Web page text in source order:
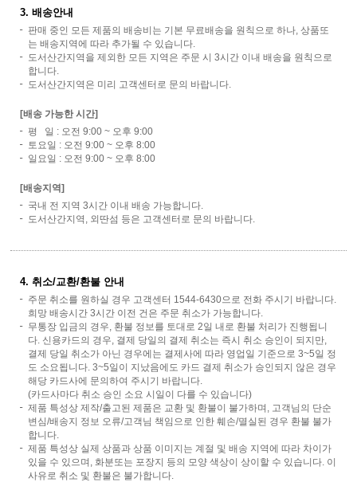
3. 배송안내
판매 중인 모든 제품의 배송비는 기본 무료배송을 원칙으로 하나, 상품또
는 배송지역에 따라 추가될 수 있습니다.
도서산간지역을 제외한 모든 지역은 주문 시 3시간 이내 배송을 원칙으로
합니다.
도서산간지역은 미리 고객센터로 문의 바랍니다.
[배송 가능한 시간]
평 일 : 오전 9:00 ~ 오후 9:00
토요일 : 오전 9:00 ~ 오후 8:00
일요일 : 오전 9:00 ~ 오후 8:00
[배송지역]
국내 전 지역 3시간 이내 배송 가능합니다.
도서산간지역, 외딴섬 등은 고객센터로 문의 바랍니다.
4. 취소/교환/환불 안내
주문 취소를 원하실 경우 고객센터 1544-6430으로 전화 주시기 바랍니다.
희망 배송시간 3시간 이전 건은 주문 취소가 가능합니다.
무통장 입금의 경우, 환불 정보를 토대로 2일 내로 환불 처리가 진행됩니
다. 신용카드의 경우, 결제 당일의 결제 취소는 즉시 취소 승인이 되지만,
결제 당일 취소가 아닌 경우에는 결제사에 따라 영업일 기준으로 3~5일 정
도 소요됩니다. 3~5일이 지났음에도 카드 결제 취소가 승인되지 않은 경우
해당 카드사에 문의하여 주시기 바랍니다.
(카드사마다 취소 승인 소요 시일이 다를 수 있습니다)
제품 특성상 제작/출고된 제품은 교환 및 환불이 불가하며, 고객님의 단순
변심/배송지 정보 오류/고객님 책임으로 인한 훼손/멸실된 경우 환불 불가
합니다.
제품 특성상 실제 상품과 상품 이미지는 계절 및 배송 지역에 따라 차이가
있을 수 있으며, 화분또는 포장지 등의 모양 색상이 상이할 수 있습니다. 이
사유로 취소 및 환불은 불가합니다.